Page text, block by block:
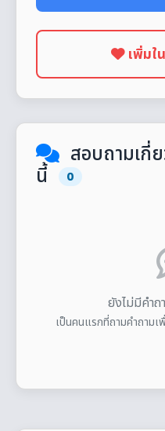
เพิ่มใ
สอบถามเกี่
นี้
0
ยังไม่มีคำ
เป็นคนแรกที่ถามคำถามเ